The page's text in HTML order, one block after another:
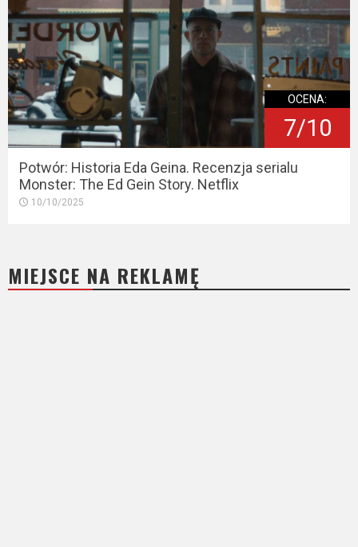
OCENA:
7/10
Potwór: Historia Eda Geina. Recenzja serialu
Monster: The Ed Gein Story. Netflix
10/10/2025
MIEJSCE NA REKLAMĘ